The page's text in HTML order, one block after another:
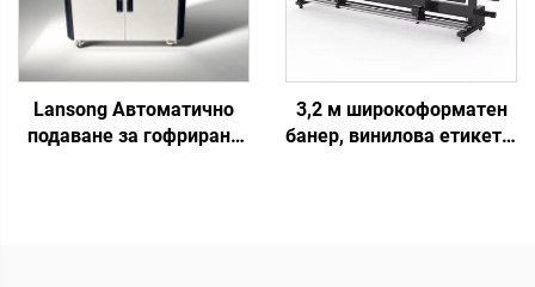
Lansong Автоматично
подаване за гофрирани
3,2 м широкоформатен
банер, винилова етикета,